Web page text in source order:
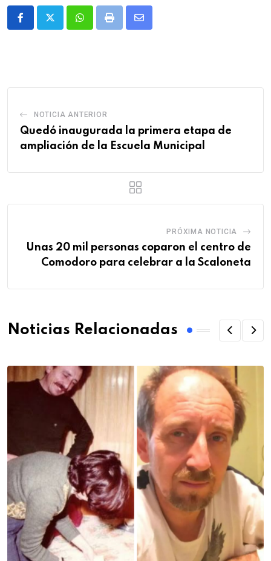
WhatsappPrint
Share
NOTICIA ANTERIOR
Quedó inaugurada la primera etapa de
ampliación de la Escuela Municipal
PRÓXIMA NOTICIA
Unas 20 mil personas coparon el centro de
Comodoro para celebrar a la Scaloneta
Noticias Relacionadas